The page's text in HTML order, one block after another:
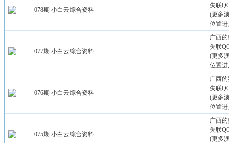
078期 小白云综合资料
失联
(更多
位置
077期 小白云综合资料
广西
失联
(更多
位置
076期 小白云综合资料
广西
失联
(更多
位置
075期 小白云综合资料
广西
失联
(更多